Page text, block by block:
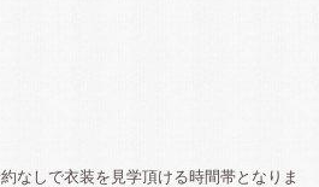
なしで衣装を見学頂ける時間帯となりま